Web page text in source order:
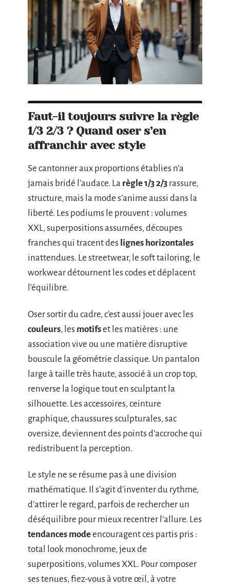
Faut-il toujours suivre la règle
1/3 2/3 ? Quand oser s’en
affranchir avec style
Se cantonner aux proportions établies n’a
jamais bridé l’audace. La règle 1/3 2/3 rassure,
structure, mais la mode s’anime aussi dans la
liberté. Les podiums le prouvent : volumes
XXL, superpositions assumées, découpes
franches qui tracent des lignes horizontales
inattendues. Le streetwear, le soft tailoring, le
workwear détournent les codes et déplacent
l’équilibre.
Oser sortir du cadre, c’est aussi jouer avec les
couleurs, les motifset les matières : une
association vive ou une matière disruptive
bouscule la géométrie classique. Un pantalon
large à taille très haute, associé à un crop top,
renverse la logique tout en sculptant la
silhouette. Les accessoires, ceinture
graphique, chaussures sculpturales, sac
oversize, deviennent des points d’accroche qui
redistribuent la perception.
Le style ne se résume pas à une division
mathématique. Il s’agit d’inventer du rythme,
d’attirer le regard, parfois de rechercher un
déséquilibre pour mieux recentrer l’allure. Les
tendances modeencouragent ces partis pris :
total look monochrome, jeux de
superpositions, volumes XXL. Pour composer
ses tenues, fiez-vous à votre œil, à votre